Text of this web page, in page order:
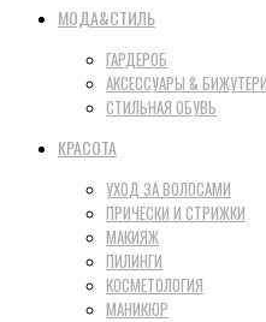
МОДА&СТИЛЬ
ГАРДЕРОБ
АКСЕССУАРЫ &
СТИЛЬНАЯ ОБУВЬ
КРАСОТА
УХОД ЗА ВОЛОСАМИ
ПРИЧЕСКИ И СТРИЖКИ
МАКИЯЖ
ПИЛИНГИ
КОСМЕТОЛОГИЯ
МАНИКЮР